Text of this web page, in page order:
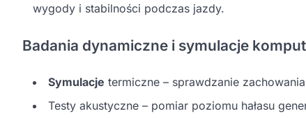
wygody i stabilności podczas jazdy.
Badania dynamiczne i symulacje
Symulacje termiczne – sprawdzanie
Testy akustyczne – pomiar poziomu hałasu